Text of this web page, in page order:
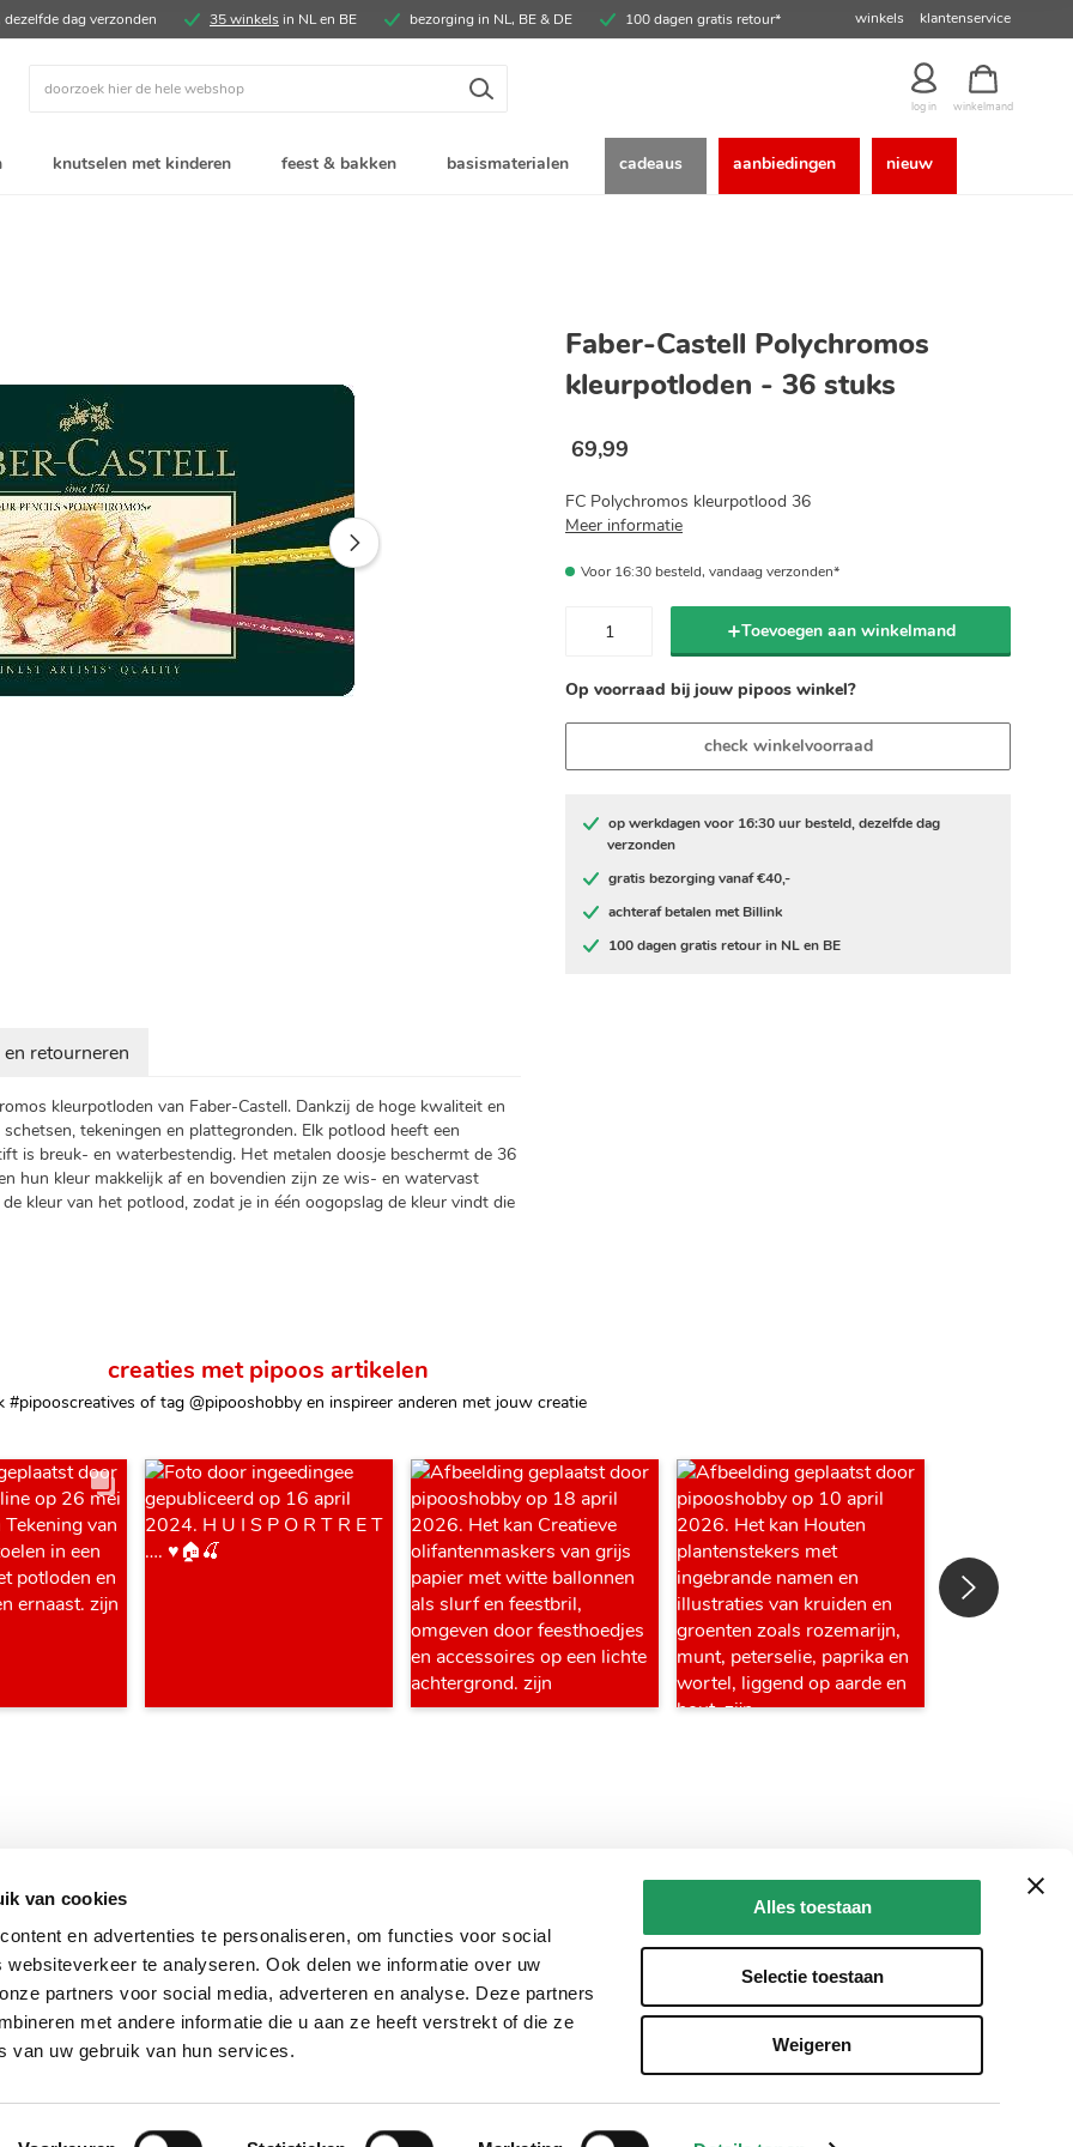
van cookies
en advertenties te personaliseren, om functies voor social
websiteverkeer te analyseren. Ook delen we informatie over uw
partners voor social media, adverteren en analyse. Deze partners
met andere informatie die u aan ze heeft verstrekt of die ze
van uw gebruik van hun services.
Alles toestaan
Selectie toestaan
Weigeren
winkels klantenservice
dag verzonden 35 winkels in NL en BE bezorging in NL, BE & DE 100 dagen gratis retour*
log in winkelmand
knutselen met kinderen feest & bakken basismaterialen cadeaus aanbiedingen nieuw
Zoek
Faber-Castell Polychromos
kleurpotloden - 36 stuks
69,99
FC Polychromos kleurpotlood 36
Meer informatie
Voor 16:30 besteld, vandaag verzonden*
Toevoegen aan winkelmand
Op voorraad bij jouw pipoos winkel?
check winkelvoorraad
op werkdagen voor 16:30 uur besteld, dezelfde dag
verzonden
gratis bezorging vanaf €40,-
achteraf betalen met Billink
100 dagen gratis retour in NL en BE
retourneren
kleurpotloden van Faber-Castell. Dankzij de hoge kwaliteit en
tekeningen en plattegronden. Elk potlood heeft een
is breuk- en waterbestendig. Het metalen doosje beschermt de 36
hun kleur makkelijk af en bovendien zijn ze wis- en watervast
kleur van het potlood, zodat je in één oogopslag de kleur vindt die
creaties met pipoos artikelen
#pipooscreatives of tag @pipooshobby en inspireer anderen met jouw creatie